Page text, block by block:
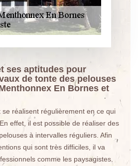
ses aptitudes pour
de tonte des pelouses
En Bornes et
réalisent régulièrement en ce qui
effet, il est possible de réaliser des
à intervalles réguliers. Afin
qui sont très difficiles, il va
comme les paysagistes.